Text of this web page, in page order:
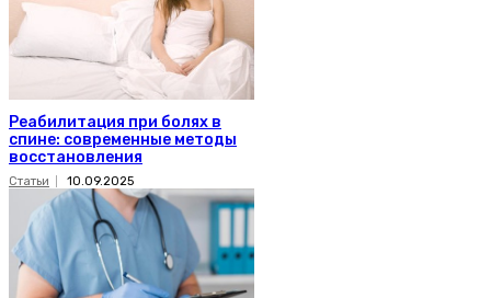
Реабилитация при болях в
спине: современные методы
восстановления
Статьи 10.09.2025